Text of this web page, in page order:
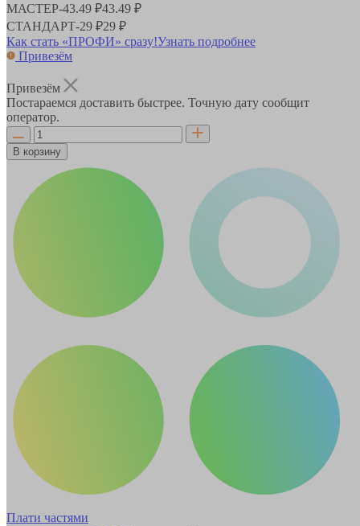
МАСТЕР-43.49 ₽43.49 ₽
СТАНДАРТ-29 ₽29 ₽
Как стать «ПРОФИ» сразу!Узнать подробнее
Привезём
Привезём
Постараемся доставить быстрее. Точную дату сообщит
оператор.
В корзину
Плати частями